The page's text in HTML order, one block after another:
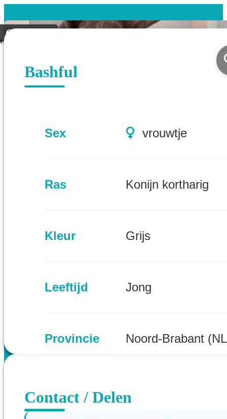
Gevonden
Bashful
Sex vrouwtje
Ras Konijn kortharig
Kleur Grijs
Leeftijd Jong
Provincie Noord-Brabant
Contact / Delen